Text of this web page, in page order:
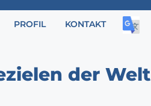
PROFIL KONTAKT
der Welt